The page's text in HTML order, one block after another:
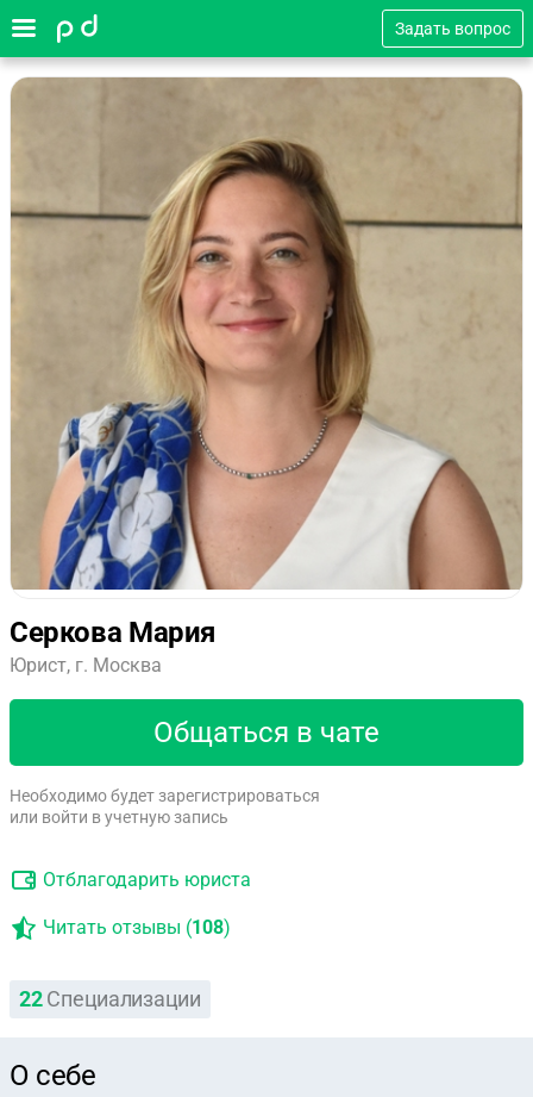
Задать вопрос
Серкова Мария
Юрист, г. Москва
Общаться в чате
Необходимо будет зарегистрироваться
или войти в учетную запись
Отблагодарить юриста
Читать отзывы (108)
22 Специализации
О себе